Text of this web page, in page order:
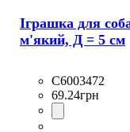
Іграшка для
м'який, Д = 5 см
C6003472
69.24грн